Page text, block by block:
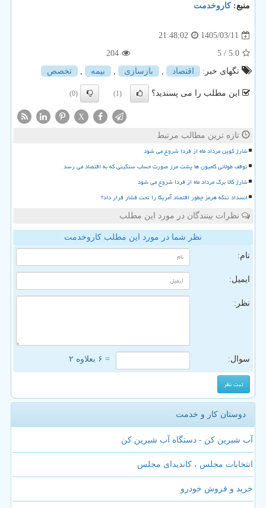
منبع:كاروخدمت
1405/03/11
21:48:02
5.0
/ 5
204
تگهای خبر:
اقتصاد , بازسازی , بیمه , تخصص
این مطلب را می پسندید؟ (1)
(0)
X
تازه ترین مطالب مرتبط
شارژ کوپن مرداد ماه از فردا شروع می شود
توقف طولانی کامیون ها پشت مرز صورت حساب سنگینی که به اقتصاد می رسد
شارژ کالا برگ مرداد ماه از فردا شروع می شود
انسداد تنگه هرمز چطور اقتصاد آمریکا را تحت فشار قرار داد؟
نظرات بینندگان در مورد این مطلب
نظر شما در مورد این مطلب کاروخدمت
نام:
ایمیل:
نظر:
سوال: = ۶ بعلاوه ۲
دوستان کار و خدمت
آب شیرین کن - دستگاه آب شیرین کن
انتخابات مجلس ، کاندیدای مجلس
خرید و فروش خودرو